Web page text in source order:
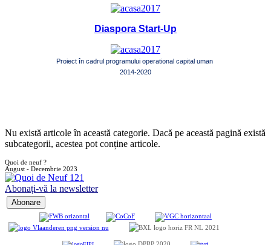
Diaspora Start-Up
Proiect în cadrul programului operational capital uman
2014-2020
Nu există articole în această categorie. Dacă pe această pagină există
subcategorii, acestea pot conține articole.
Quoi de neuf ?
August - Decembrie 2023
Abonați-vă la newsletter